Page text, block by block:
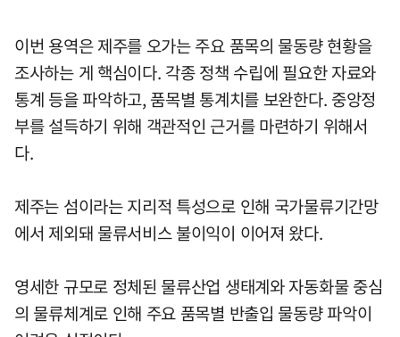
이번 용역은 제주를 오가는 주요 품목의 물동량 현황을
조사하는 게 핵심이다. 각종 정책 수립에 필요한 자료와
통계 등을 파악하고, 품목별 통계치를 보완한다. 중앙정
부를 설득하기 위해 객관적인 근거를 마련하기 위해서
다.
제주는 섬이라는 지리적 특성으로 인해 국가물류기간망
에서 제외돼 물류서비스 불이익이 이어져 왔다.
영세한 규모로 정체된 물류산업 생태계와 자동화물 중심
의 물류체계로 인해 주요 품목별 반출입 물동량 파악이